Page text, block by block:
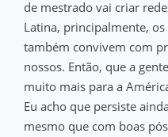
de mestrado vai criar
Latina, principalmente,
também convivem com
nossos. Então, que a
muito mais para a
Eu acho que persiste
mesmo que com boas